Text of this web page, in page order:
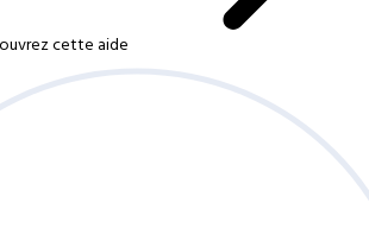
cette aide